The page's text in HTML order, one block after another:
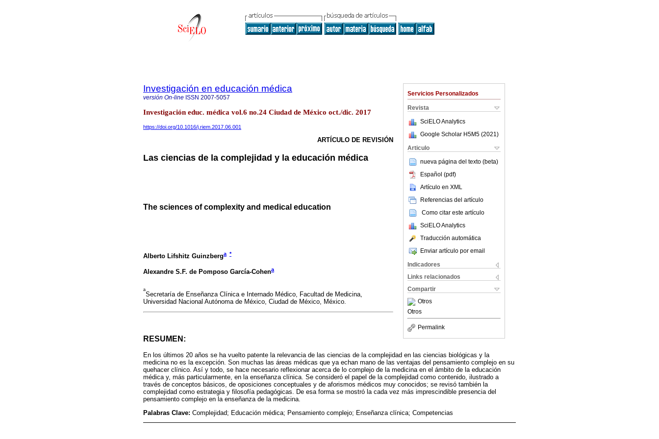
Servicios Personalizados
Revista
SciELO Analytics
Google Scholar H5M5 (2021 )
Articulo
nueva página del texto (beta)
Español (pdf)
Artículo en XML
Referencias del artículo
Como citar este artículo
SciELO Analytics
Traducción automática
Enviar artículo por email
Indicadores
Links relacionados
Compartir
Otros
Otros
Permalink
Investigación en educación médica
versión On-line ISSN 2007-5057
Investigación educ. médica vol.6 no.24 Ciudad de México oct./dic. 2017
https://doi.org/10.1016/j.riem.2017.06.001
ARTÍCULO DE REVISIÓN
Las ciencias de la complejidad y la educación médica
The sciences of complexity and medical education
Alberto Lifshitz Guinzberga *
Alexandre S.F. de Pomposo García-Cohena
a
Secretaría de Enseñanza Clínica e Internado Médico, Facultad de Medicina,
Universidad Nacional Autónoma de México, Ciudad de México, México.
RESUMEN:
En los últimos 20 años se ha vuelto patente la relevancia de las ciencias de la complejidad en las ciencias biológicas y la
medicina no es la excepción. Son muchas las áreas médicas que ya echan mano de las ventajas del pensamiento complejo en su
quehacer clínico. Así y todo, se hace necesario reflexionar acerca de lo complejo de la medicina en el ámbito de la educación
médica y, más particularmente, en la enseñanza clínica. Se consideró el papel de la complejidad como contenido, ilustrado a
través de conceptos básicos, de oposiciones conceptuales y de aforismos médicos muy conocidos; se revisó también la
complejidad como estrategia y filosofía pedagógicas. De esa forma se mostró la cada vez más imprescindible presencia del
pensamiento complejo en la enseñanza de la medicina.
Palabras Clave: Complejidad; Educación médica; Pensamiento complejo; Enseñanza clínica; Competencias